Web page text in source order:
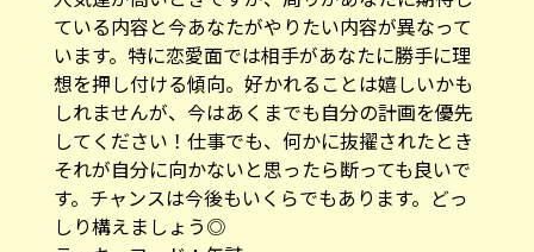
ている内容と今あなたがやりたい内容が異なって
います。特に恋愛面では相手があなたに勝手に理
想を押し付ける傾向。好かれることは嬉しいかも
しれませんが、今はあくまでも自分の計画を優先
してください！仕事でも、何かに抜擢されたとき
それが自分に向かないと思ったら断っても良いで
す。チャンスは今後もいくらでもあります。どっ
しり構えましょう◎